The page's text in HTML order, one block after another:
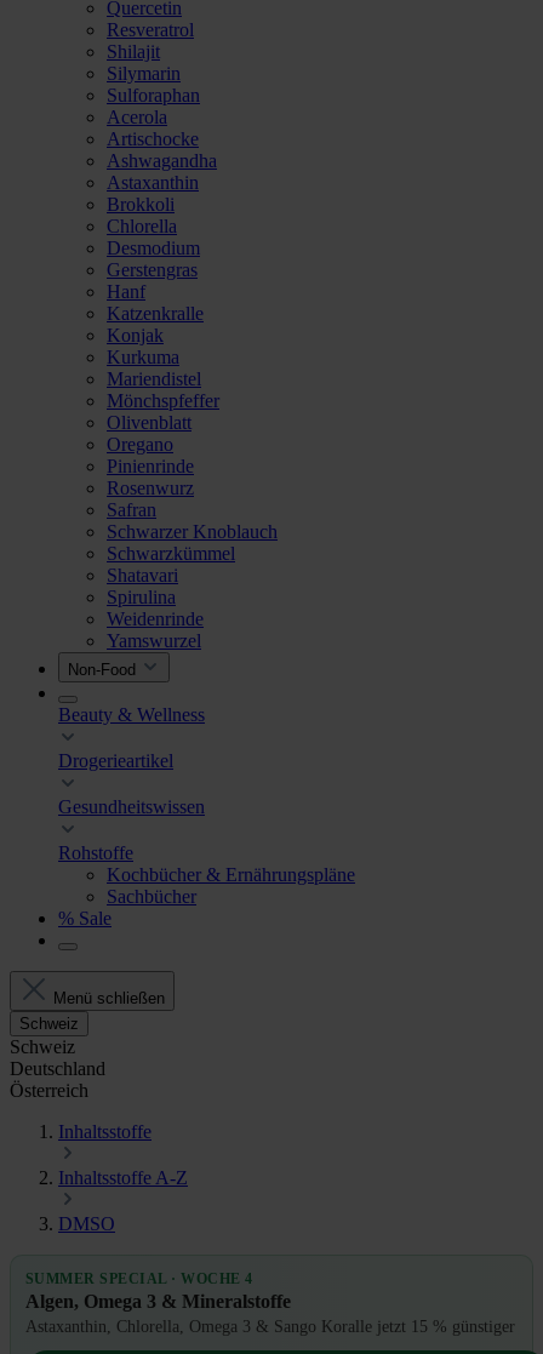
Quercetin
Resveratrol
Shilajit
Silymarin
Sulforaphan
Acerola
Artischocke
Ashwagandha
Astaxanthin
Brokkoli
Chlorella
Desmodium
Gerstengras
Hanf
Katzenkralle
Konjak
Kurkuma
Mariendistel
Mönchspfeffer
Olivenblatt
Oregano
Pinienrinde
Rosenwurz
Safran
Schwarzer Knoblauch
Schwarzkümmel
Shatavari
Spirulina
Weidenrinde
Yamswurzel
Non-Food
Beauty & Wellness
Drogerieartikel
Gesundheitswissen
Rohstoffe
Kochbücher & Ernährungspläne
Sachbücher
% Sale
Menü schließen
Schweiz
Schweiz
Deutschland
Österreich
Inhaltsstoffe
Inhaltsstoffe A-Z
DMSO
SUMMER SPECIAL · WOCHE 4
Algen, Omega 3 & Mineralstoffe
Astaxanthin, Chlorella, Omega 3 & Sango Koralle jetzt 15 % günstiger